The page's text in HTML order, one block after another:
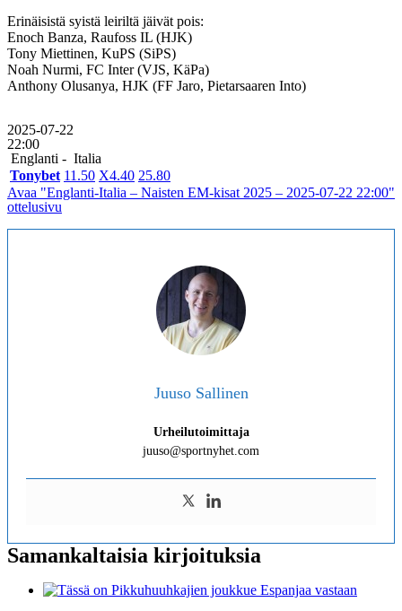
Erinäisistä syistä leiriltä jäivät pois:
Enoch Banza, Raufoss IL (HJK)
Tony Miettinen, KuPS (SiPS)
Noah Nurmi, FC Inter (VJS, KäPa)
Anthony Olusanya, HJK (FF Jaro, Pietarsaaren Into)
2025-07-22
22:00
Englanti - Italia
Tonybet 11.50 X4.40 25.80
Avaa "Englanti-Italia – Naisten EM-kisat 2025 – 2025-07-22 22:00"
ottelusivu
Juuso Sallinen
Urheilutoimittaja
juuso@sportnyhet.com
Samankaltaisia kirjoituksia